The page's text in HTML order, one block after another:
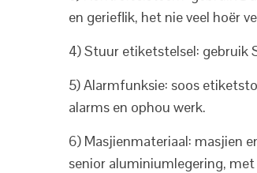
en gerieflik, het nie veel hoër
4) Stuur etiketstelsel: gebruik
5) Alarmfunksie: soos
alarms en ophou werk.
6) Masjienmateriaal: masjien
senior aluminiumlegering,